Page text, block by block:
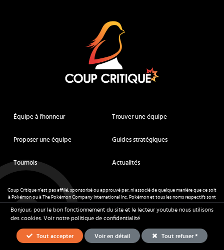
Équipe à l'honneur Trouver une équipe
Proposer une équipe Guides stratégiques
Tournois Actualités
Coup Critique n'est pas affilié, sponsorisé ou approuvé par, ni associé de quelque manière que ce soit
à Pokémon ou à The Pokémon Company International Inc. Pokémon et tous les noms respectifs sont
des marques déposées et des marques déposées. © de Nintendo 1996-2026.
Mentions légales - CGU- Tous droits réservés - Coup Critique
Bonjour, pour le bon fonctionnement du site et le lecteur youtube nous utilisons
des cookies. Voir notre politique de confidentialité
Tout accepter Voir en détail Tout refuser *